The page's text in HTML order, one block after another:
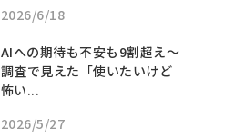
2026/6/18
AIへの期待も不安も9割超え〜
調査で見えた「使いたいけど
怖い...
2026/5/27